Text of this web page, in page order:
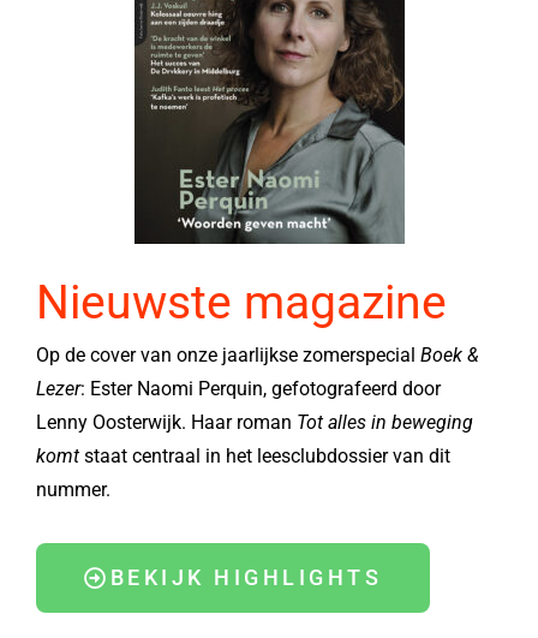
Nieuwste magazine
Op de cover van onze jaarlijkse zomerspecial Boek &
Lezer: Ester Naomi Perquin, gefotografeerd door
Lenny Oosterwijk. Haar roman Tot alles in beweging
komt staat centraal in het leesclubdossier van dit
nummer.
BEKIJK HIGHLIGHTS